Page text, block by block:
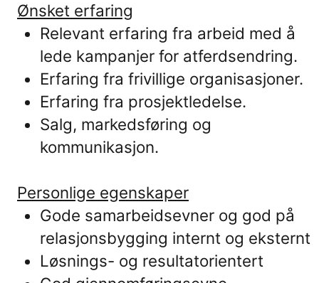
Ønsket erfaring
Relevant erfaring fra arbeid med å
lede kampanjer for atferdsendring.
Erfaring fra frivillige organisasjoner.
Erfaring fra prosjektledelse.
Salg, markedsføring og
kommunikasjon.
Personlige egenskaper
Gode samarbeidsevner og god på
relasjonsbygging internt og eksternt
Løsnings- og resultatorientert